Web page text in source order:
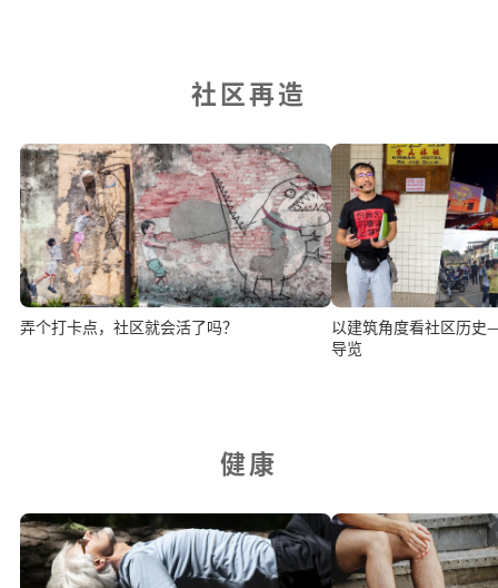
社区再造
弄个打卡点，社区就会活了吗？
以建筑角度看社区历
导览
健康